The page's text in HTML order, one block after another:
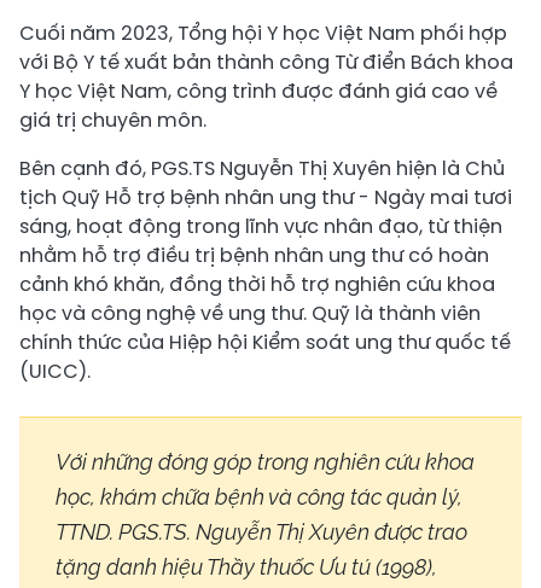
Cuối năm 2023, Tổng hội Y học Việt Nam phối hợp
với Bộ Y tế xuất bản thành công Từ điển Bách khoa
Y học Việt Nam, công trình được đánh giá cao về
giá trị chuyên môn.
Bên cạnh đó, PGS.TS Nguyễn Thị Xuyên hiện là Chủ
tịch Quỹ Hỗ trợ bệnh nhân ung thư - Ngày mai tươi
sáng, hoạt động trong lĩnh vực nhân đạo, từ thiện
nhằm hỗ trợ điều trị bệnh nhân ung thư có hoàn
cảnh khó khăn, đồng thời hỗ trợ nghiên cứu khoa
học và công nghệ về ung thư. Quỹ là thành viên
chính thức của Hiệp hội Kiểm soát ung thư quốc tế
(UICC).
Với những đóng góp trong nghiên cứu khoa
học, khám chữa bệnh và công tác quản lý,
TTND. PGS.TS. Nguyễn Thị Xuyên được trao
tặng danh hiệu Thầy thuốc Ưu tú (1998),